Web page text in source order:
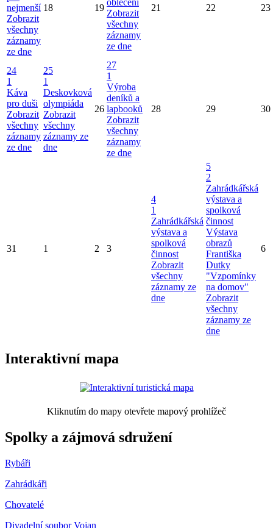
nejmenší
Zobrazit
všechny
záznamy
ze dne
18 19
Zobrazit
všechny
záznamy
ze dne
21 22 23
24
1
Káva
pro duši
Zobrazit
všechny
záznamy
ze dne
25
1
Deskovková
olympiáda
Zobrazit
všechny
záznamy ze
dne
26
27
1
Výroba
deníků a
lapbooků
Zobrazit
všechny
záznamy
ze dne
28 29 30
31 1 2 3
4
1
Zahrádkářská
výstava a
spolková
činnost
Zobrazit
všechny
záznamy ze
dne
5
2
Zahrádkářská
výstava a
spolková
činnost
Výstava
obrazů
Františka
Dutky
"Vzpomínky
na domov"
Zobrazit
všechny
záznamy ze
dne
6
Interaktivní mapa
Kliknutím do mapy otevřete mapový prohlížeč
Spolky a zájmová sdružení
Rybáři
Zahrádkáři
Chovatelé
Divadelní soubor Vojan